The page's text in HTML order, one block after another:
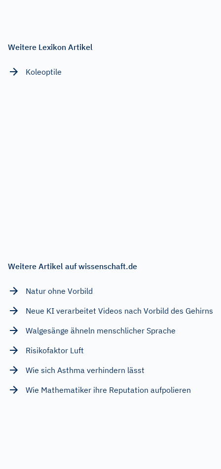
Weitere Lexikon Artikel
Koleoptile
Weitere Artikel auf wissenschaft.de
Natur ohne Vorbild
Neue KI verarbeitet Videos nach Vorbild des Gehirns
Walgesänge ähneln menschlicher Sprache
Risikofaktor Luft
Wie sich Asthma verhindern lässt
Wie Mathematiker ihre Reputation aufpolieren